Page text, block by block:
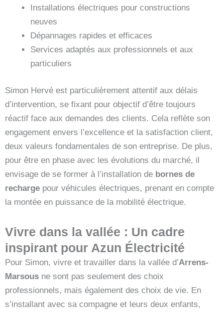
Installations électriques pour constructions
neuves
Dépannages rapides et efficaces
Services adaptés aux professionnels et aux
particuliers
Simon Hervé est particulièrement attentif aux délais
d’intervention, se fixant pour objectif d’être toujours
réactif face aux demandes des clients. Cela reflète son
engagement envers l’excellence et la satisfaction client,
deux valeurs fondamentales de son entreprise. De plus,
pour être en phase avec les évolutions du marché, il
envisage de se former à l’installation de bornes de
recharge pour véhicules électriques, prenant en compte
la montée en puissance de la mobilité électrique.
Vivre dans la vallée : Un cadre
inspirant pour Azun Électricité
Pour Simon, vivre et travailler dans la vallée d’Arrens-
Marsous ne sont pas seulement des choix
professionnels, mais également des choix de vie. En
s’installant avec sa compagne et leurs deux enfants,